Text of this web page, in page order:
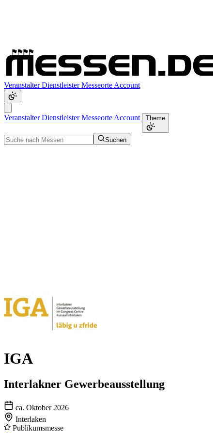
VeranstalterDienstleisterMesseorte Account
VeranstalterDienstleisterMesseorte Account Theme
Suchen
IGA
Interlakner Gewerbeausstellung
ca. Oktober 2026
Interlaken
Publikumsmesse